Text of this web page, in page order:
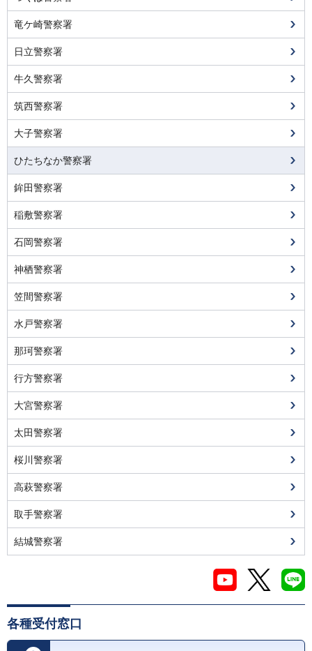
竜ケ崎警察署
日立警察署
牛久警察署
筑西警察署
大子警察署
ひたちなか警察署
鉾田警察署
稲敷警察署
石岡警察署
神栖警察署
笠間警察署
水戸警察署
那珂警察署
行方警察署
大宮警察署
太田警察署
桜川警察署
高萩警察署
取手警察署
結城警察署
各種受付窓口